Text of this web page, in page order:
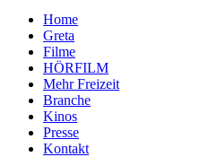
Home
Greta
Filme
HÖRFILM
Mehr Freizeit
Branche
Kinos
Presse
Kontakt